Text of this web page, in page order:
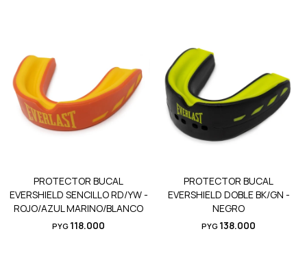
PROTECTOR BUCAL
EVERSHIELD SENCILLO RD/YW -
ROJO/AZUL MARINO/BLANCO
PYG 118.000
PROTECTOR BUCAL
EVERSHIELD DOBLE BK/GN -
NEGRO
PYG 138.000